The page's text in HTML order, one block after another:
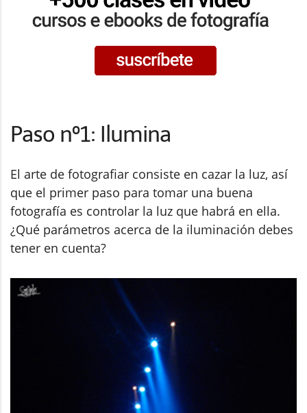
Paso nº1: Ilumina
El arte de fotografiar consiste en cazar la luz, así
que el primer paso para tomar una buena
fotografía es controlar la luz que habrá en ella.
¿Qué parámetros acerca de la iluminación debes
tener en cuenta?